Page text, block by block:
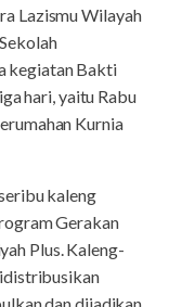
Lazismu Wilayah
kegiatan Bakti
hari, yaitu Rabu
Kurnia
kaleng
Gerakan
Plus. Kaleng-